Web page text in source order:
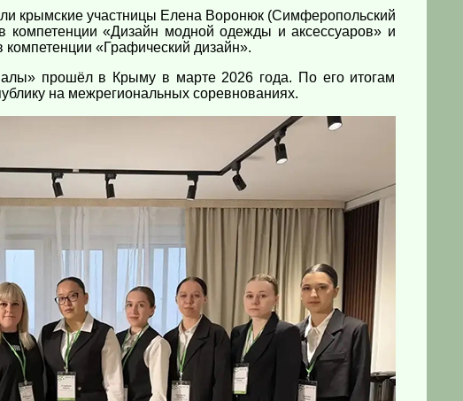
крымские участницы Елена Воронюк (Симферопольский
«Дизайн модной одежды и аксессуаров» и
«Графический дизайн».
прошёл в Крыму в марте 2026 года. По его итогам
на межрегиональных соревнованиях.